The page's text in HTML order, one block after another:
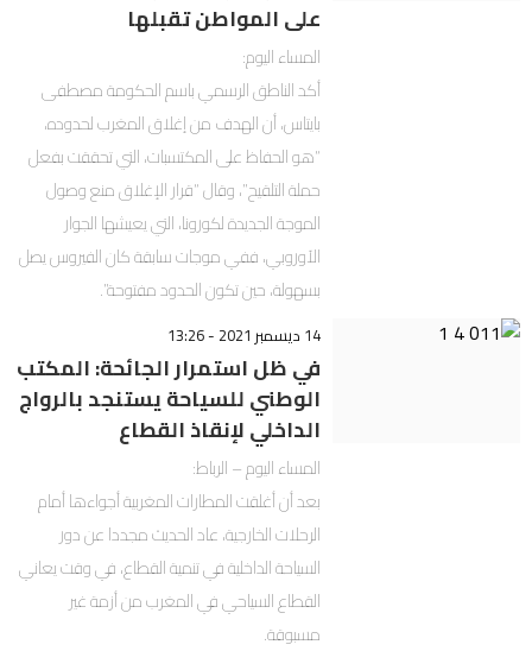
على المواطن تقبلها
المساء اليوم:
أكد الناطق الرسمي باسم الحكومة مصطفى
بايتاس، أن الهدف من إغلاق المغرب لحدوده،
“هو الحفاظ على المكتسبات، التي تحققت بفعل
حملة التلقيح”، وقال “قرار الإغلاق منع وصول
الموجة الجديدة لكورونا، التي يعيشها الجوار
الأوروبي، ففي موجات سابقة كان الفيروس يصل
بسهولة، حين تكون الحدود مفتوحة”.
14 ديسمبر 2021 - 13:26
في ظل استمرار الجائحة: المكتب
الوطني للسياحة يستنجد بالرواج
الداخلي لإنقاذ القطاع
المساء اليوم – الرباط:
بعد أن أغلقت المطارات المغربية أجواءها أمام
الرحلات الخارجية، عاد الحديث مجددا عن دور
السياحة الداخلية في تنمية القطاع، في وقت يعاني
القطاع السياحي في المغرب من أزمة غير
مسبوقة.